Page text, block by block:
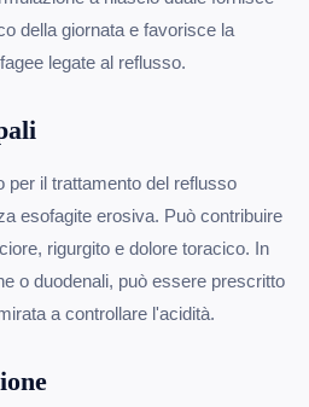
della giornata e favorisce la
legate al reflusso.
per il trattamento del reflusso
esofagite erosiva. Può contribuire
rigurgito e dolore toracico. In
o duodenali, può essere prescritto
a controllare l'acidità.